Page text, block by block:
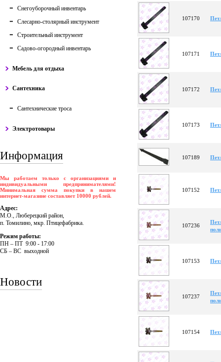
Снегоуборочный инвентарь
Слесарно-столярный инструмент
Строительный инструмент
Садово-огородный инвентарь
Мебель для отдыха
Сантехника
Сантехнические троса
Электротовары
Информация
Мы работаем только с организациями и
индивидуальными предпринимателями!
Минимальная сумма покупки в нашем
интернет-магазине составляет 10000 рублей.
Адрес:
М.О., Люберецкий район,
п. Томилино, мкр. Птицефабрика.
Режим работы:
ПH – ПT 9:00 - 17:00
CБ – BC выходной
Новости
107170
107171
107172
107173
107189
107152
107236
107153
107237
107154